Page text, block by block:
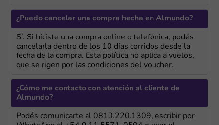
¿Puedo cancelar una compra hecha en Almundo?
Sí. Si hiciste una compra online o telefónica, podés
cancelarla dentro de los 10 días corridos desde la
fecha de la compra. Esta política no aplica a vuelos,
que se rigen por las condiciones del voucher.
¿Cómo me contacto con atención al cliente de
Almundo?
Podés comunicarte al 0810.220.1309, escribir por